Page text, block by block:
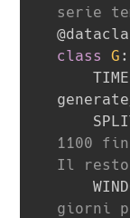
serie
class
G :
    TIME
1100
Il resto
giorni